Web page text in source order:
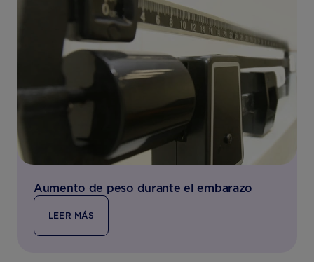
Aumento de peso durante el embarazo
LEER MÁS